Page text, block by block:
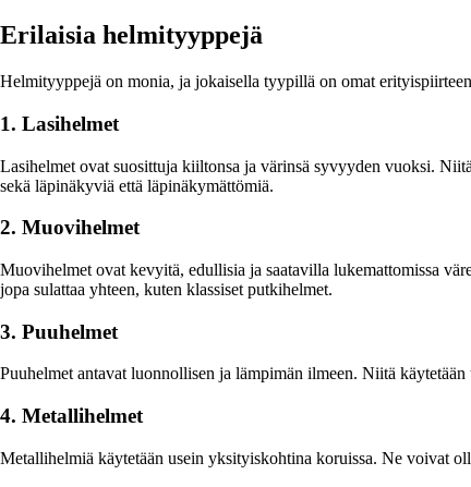
Erilaisia helmityyppejä
Helmityyppejä on monia, ja jokaisella tyypillä on omat
1. Lasihelmet
Lasihelmet ovat suosittuja kiiltonsa ja värinsä syvyyden vuoksi.
sekä läpinäkyviä että läpinäkymättömiä.
2. Muovihelmet
Muovihelmet ovat kevyitä, edullisia ja saatavilla lukemattomissa
jopa sulattaa yhteen, kuten klassiset putkihelmet.
3. Puuhelmet
Puuhelmet antavat luonnollisen ja lämpimän ilmeen. Niitä
4. Metallihelmet
Metallihelmiä käytetään usein yksityiskohtina koruissa. Ne voivat